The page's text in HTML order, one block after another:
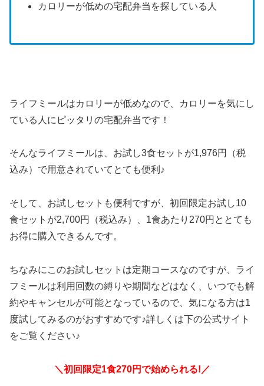
カロリーが低めの宅配弁当を探している人
ライフミールはカロリーが低めなので、カロリーを気にし
ている人にピッタリの宅配弁当です！
そんなライフミールは、お試し3食セットが1,976円（税
込み）で用意されていてとても便利♪
そして、お試しセットも便利ですが、初回限定お試し10
食セットが2,700円（税込み）、1食あたり270円ととても
お得に購入できるんです。
ちなみにこのお試しセットは定期コースなのですが、ライ
フミールは利用回数の縛りや期間などはなく、いつでも解
約やキャンセルが可能となっているので、気になる方は1
度試してみるのがおすすめです♪詳しくは下の公式サイト
をご覧ください♪
＼初回限定1食270円で始められる!／